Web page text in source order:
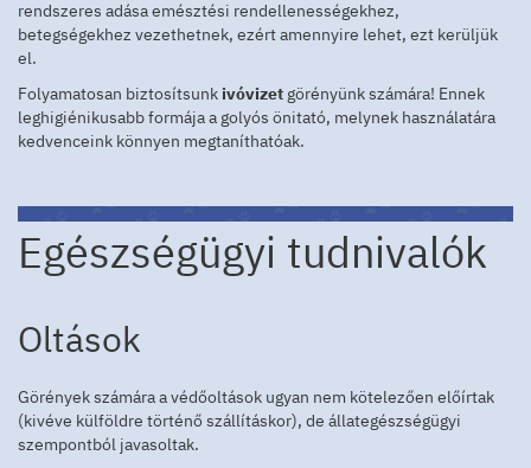
rendszeres adása emésztési rendellenességekhez,
betegségekhez vezethetnek, ezért amennyire lehet, ezt kerüljük
el.
Folyamatosan biztosítsunk ivóvizet görényünk számára! Ennek
leghigiénikusabb formája a golyós önitató, melynek használatára
kedvenceink könnyen megtaníthatóak.
Egészségügyi tudnivalók
Oltások
Görények számára a védőoltások ugyan nem kötelezően előírtak
(kivéve külföldre történő szállításkor), de állategészségügyi
szempontból javasoltak.